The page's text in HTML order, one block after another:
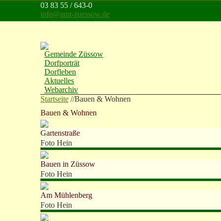
Direkt zum Inhalt03 83 55 / 643-0
info@amt-zuessow.de
Gemeinde Züssow
Dorfporträt
Dorfleben
Aktuelles
Webarchiv
Startseite //Bauen & Wohnen
Bauen & Wohnen
Gartenstraße
Foto Hein
Bauen in Züssow
Foto Hein
Am Mühlenberg
Foto Hein